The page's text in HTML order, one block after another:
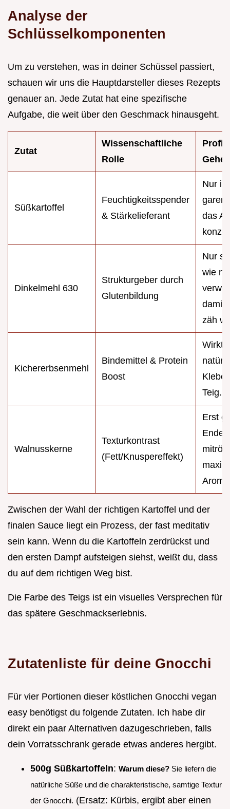
Analyse der
Schlüsselkomponenten
Um zu verstehen, was in deiner Schüssel passiert,
schauen wir uns die Hauptdarsteller dieses Rezepts
genauer an. Jede Zutat hat eine spezifische
Aufgabe, die weit über den Geschmack hinausgeht.
Zutat
Wissenschaftliche
Rolle
Profi
Süßkartoffel
Feuchtigkeitsspender
& Stärkelieferant
Nur
das
Dinkelmehl 630
Strukturgeber durch
Glutenbildung
Nur
wie
damit
zäh
Kichererbsenmehl
Bindemittel & Protein
Boost
Wirkt
Teig.
Walnusskerne
Texturkontrast
(Fett/Knuspereffekt)
Erst
Ende
Zwischen der Wahl der richtigen Kartoffel und der
finalen Sauce liegt ein Prozess, der fast meditativ
sein kann. Wenn du die Kartoffeln zerdrückst und
den ersten Dampf aufsteigen siehst, weißt du, dass
du auf dem richtigen Weg bist.
Die Farbe des Teigs ist ein visuelles Versprechen für
das spätere Geschmackserlebnis.
Zutatenliste für deine Gnocchi
Für vier Portionen dieser köstlichen Gnocchi vegan
easy benötigst du folgende Zutaten. Ich habe dir
direkt ein paar Alternativen dazugeschrieben, falls
dein Vorratsschrank gerade etwas anderes hergibt.
500g Süßkartoffeln: Warum diese? Sie liefern die
natürliche Süße und die charakteristische, samtige Textur
der Gnocchi. (Ersatz: Kürbis, ergibt aber einen